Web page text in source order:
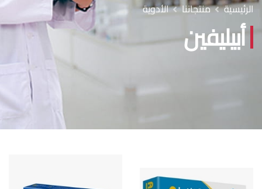
أبيليفين
الرئيسية منتجاتنا الأدوية